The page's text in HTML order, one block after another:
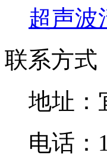
超声波
联系方式
地址：
电话：